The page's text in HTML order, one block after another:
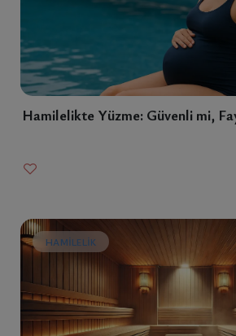
Hamilelikte Yüzme: Güvenli mi,
HAMILELIK